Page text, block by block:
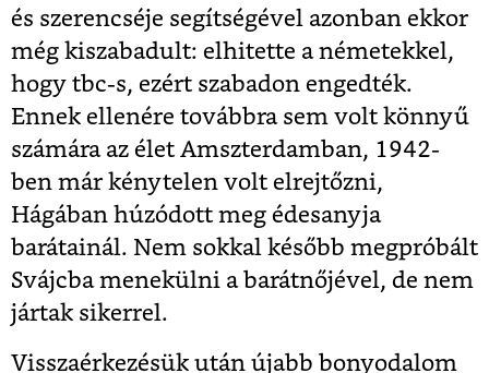
és szerencséje segítségével azonban ekkor
még kiszabadult: elhitette a németekkel,
hogy tbc-s, ezért szabadon engedték.
Ennek ellenére továbbra sem volt könnyű
számára az élet Amszterdamban, 1942-
ben már kénytelen volt elrejtőzni,
Hágában húzódott meg édesanyja
barátainál. Nem sokkal később megpróbált
Svájcba menekülni a barátnőjével, de nem
jártak sikerrel.
Visszaérkezésük után újabb bonyodalom